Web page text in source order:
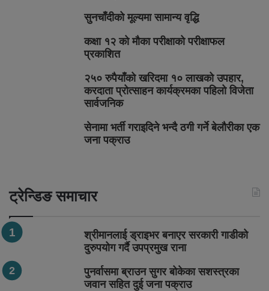
सुनचाँदीको मूल्यमा सामान्य वृद्धि
कक्षा १२ को मौका परीक्षाको परीक्षाफल
प्रकाशित
२५० रुपैयाँको खरिदमा १० लाखको उपहार,
करदाता प्रोत्साहन कार्यक्रमका पहिलो विजेता
सार्वजनिक
सेनामा भर्ती गराइदिने भन्दै ठगी गर्ने बेलौरीका एक
जना पक्राउ
ट्रेन्डिङ समाचार
श्रीमानलाई ड्राइभर बनाएर सरकारी गाडीको
दुरुपयोग गर्दै उपप्रमुख राना
पुनर्वासमा ब्राउन सुगर बोकेका सशस्त्रका
जवान सहित दुई जना पक्राउ